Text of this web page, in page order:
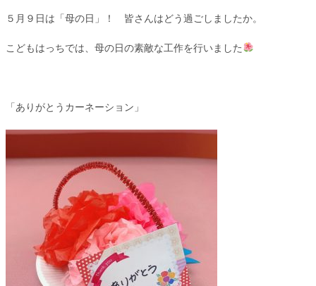
５月９日は「母の日」！ 皆さんはどう過ごしましたか。
こどもはっちでは、母の日の素敵な工作を行いました
「ありがとうカーネーション」